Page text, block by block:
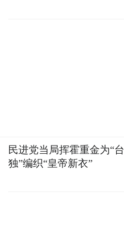
民进党当局挥霍重金为“台
独”编织“皇帝新衣”